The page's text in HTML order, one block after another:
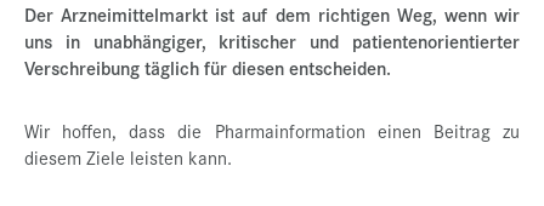
Der Arzneimittelmarkt ist auf dem richtigen Weg, wenn wir
uns in unabhängiger, kritischer und patientenorientierter
Verschreibung täglich für diesen entscheiden.
Wir hoffen, dass die Pharmainformation einen Beitrag zu
diesem Ziele leisten kann.